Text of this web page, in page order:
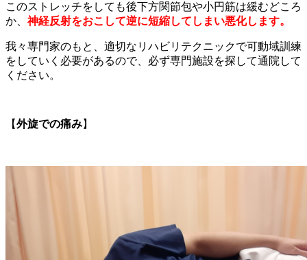
このストレッチをしても後下方関節包や小円筋は緩むどころ
か、神経反射をおこして逆に短縮してしまい悪化します。
我々専門家のもと、適切なリハビリテクニックで可動域訓練
をしていく必要があるので、必ず専門施設を探して通院して
ください。
【外旋での痛み】